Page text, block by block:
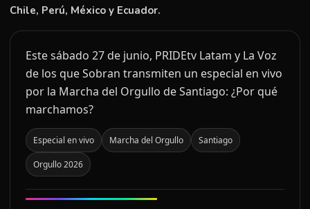
Chile, Perú, México y Ecuador.
Este sábado 27 de junio, PRIDEtv Latam y La Voz
de los que Sobran transmiten un especial en vivo
por la Marcha del Orgullo de Santiago: ¿Por qué
marchamos?
Especial en vivo Marcha del Orgullo Santiago
Orgullo 2026